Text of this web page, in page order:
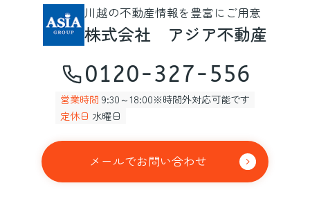
川越の不動産情報を豊富にご用意
株式会社 アジア不動産
0120-327-556
営業時間 9:30～18:00※時間外対応可能です
定休日 水曜日
メールでお問い合わせ